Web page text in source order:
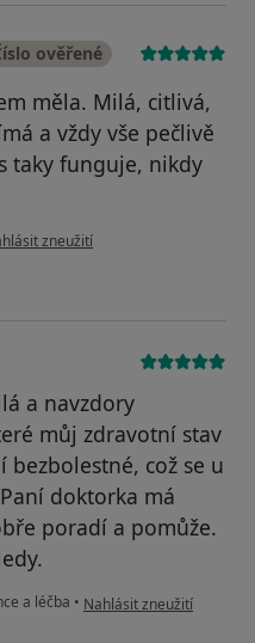
ověřené
měla. Milá, citlivá,
a vždy vše pečlivě
taky funguje, nikdy
názoru uživatele Kristýna
zneužití
a navzdory
můj zdravotní stav
což se u
doktorka má
poradí a pomůže.
a léčba • podle názoru uživatele
Nahlásit zneužití